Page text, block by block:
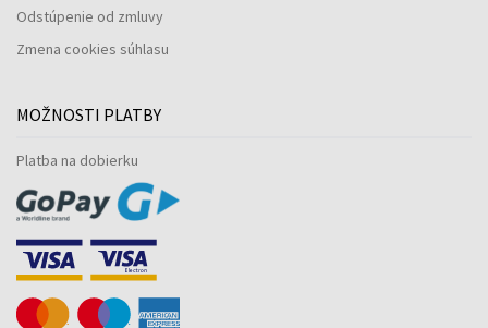
Odstúpenie od zmluvy
Zmena cookies súhlasu
MOŽNOSTI PLATBY
Platba na dobierku